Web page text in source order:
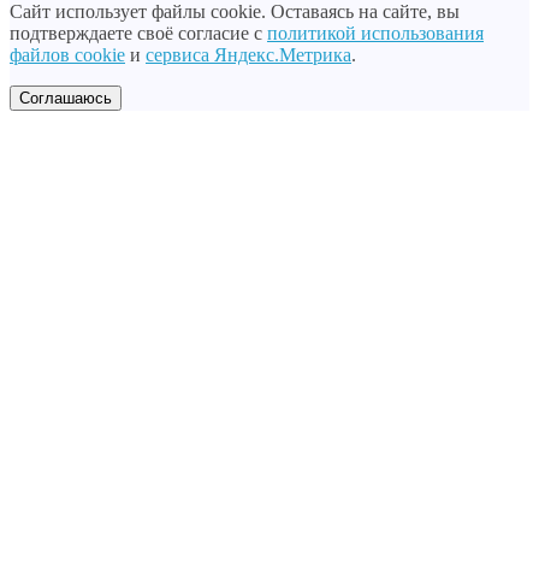
Сайт использует файлы cookie. Оставаясь на сайте, вы
подтверждаете своё согласие с политикой использования
файлов cookie и сервиса Яндекс.Метрика.
Соглашаюсь